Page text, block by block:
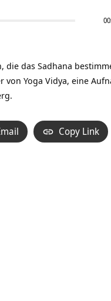
die das Sadhana
von Yoga Vidya, eine
Copy Link